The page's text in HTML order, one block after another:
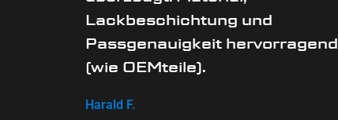
Lackbeschichtung und
Passgenauigkeit hervorragend
(wie OEMteile).
Harald F.